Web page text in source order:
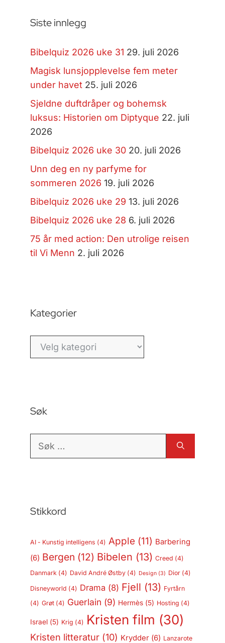
Siste innlegg
Bibelquiz 2026 uke 31 29. juli 2026
Magisk lunsjopplevelse fem meter
under havet 25. juli 2026
Sjeldne duftdråper og bohemsk
luksus: Historien om Diptyque 22. juli
2026
Bibelquiz 2026 uke 30 20. juli 2026
Unn deg en ny parfyme for
sommeren 2026 19. juli 2026
Bibelquiz 2026 uke 29 13. juli 2026
Bibelquiz 2026 uke 28 6. juli 2026
75 år med action: Den utrolige reisen
til Vi Menn 2. juli 2026
Kategorier
Kategorier
Søk
Søk
Stikkord
AI - Kunstig intelligens (4) Apple (11) Barbering
(6) Bergen (12) Bibelen (13) Creed (4)
Danmark (4) David André Østby(4) Design(3) Dior(4)
Disneyworld (4) Drama (8) Fjell (13) Fyrtårn
(4) Grøt(4) Guerlain (9) Hermès(5) Hosting (4)
Israel(5) Krig (4) Kristen film (30)
Kristen litteratur(10) Krydder(6) Lanzarote